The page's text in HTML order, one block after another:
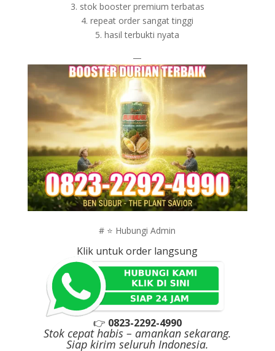
3. stok booster premium terbatas
4. repeat order sangat tinggi
5. hasil terbukti nyata
—
# ⭐ Hubungi Admin
Klik untuk order langsung
👉 0823-2292-4990
Stok cepat habis – amankan sekarang.
Siap kirim seluruh Indonesia.